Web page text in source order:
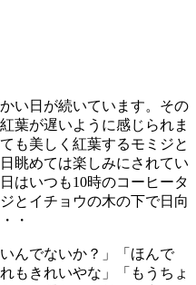
い日が続いています。その
葉が遅いように感じられま
も美しく紅葉するモミジと
眺めては楽しみにされてい
はいつも10時のコーヒータ
とイチョウの木の下で日向
・
んでないか？」「ほんで
もきれいやな」「もうちょ